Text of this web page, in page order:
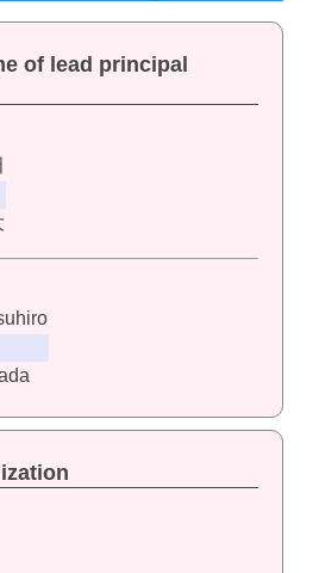
of lead principal